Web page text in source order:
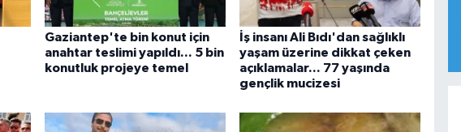
Gaziantep'te bin konut için
anahtar teslimi yapıldı... 5 bin
konutluk projeye temel
İş insanı Ali Bıdı'dan sağlıklı
yaşam üzerine dikkat çeken
açıklamalar... 77 yaşında
gençlik mucizesi